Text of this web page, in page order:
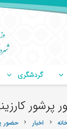
گردشگری
کارزینی
chevron_right اخبار chevron_right حضور